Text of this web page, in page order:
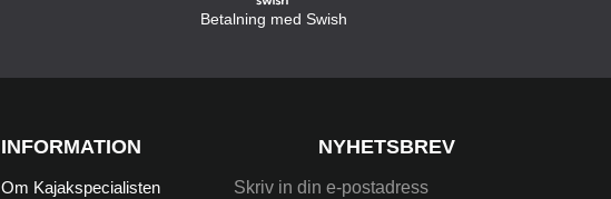
Betalning med Swish
INFORMATION
Om Kajakspecialisten
NYHETSBREV